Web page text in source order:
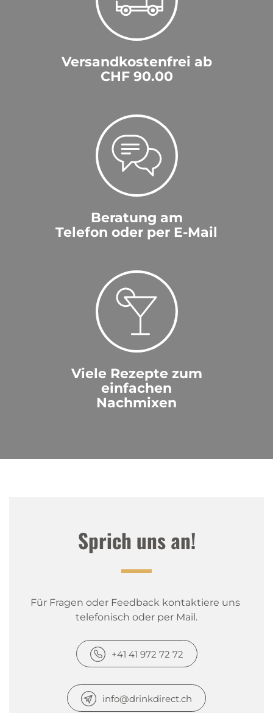
Versandkostenfrei ab
CHF 90.00
Beratung am
Telefon oder per E-Mail
Viele Rezepte zum
einfachen
Nachmixen
Sprich uns an!
Für Fragen oder Feedback kontaktiere uns
telefonisch oder per Mail.
+41 41 972 72 72
info@drinkdirect.ch